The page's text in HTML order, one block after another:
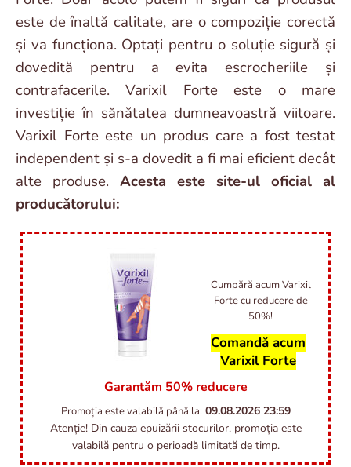
este de înaltă calitate, are o compoziție corectă
și va funcționa. Optați pentru o soluție sigură și
dovedită pentru a evita escrocheriile și
contrafacerile. Varixil Forte este o mare
investiție în sănătatea dumneavoastră viitoare.
Varixil Forte este un produs care a fost testat
independent și s-a dovedit a fi mai eficient decât
alte produse. Acesta este site-ul oficial al
producătorului:
Cumpără acum Varixil
Forte cu reducere de
50%!
Comandă acum
Varixil Forte
Garantăm 50% reducere
Promoția este valabilă până la: 09.08.2026 23:59
Atenție! Din cauza epuizării stocurilor, promoția este
valabilă pentru o perioadă limitată de timp.